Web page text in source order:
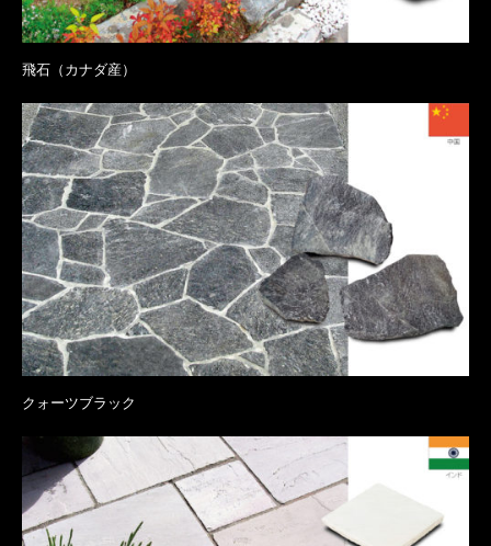
飛石（カナダ産）
クォーツブラック